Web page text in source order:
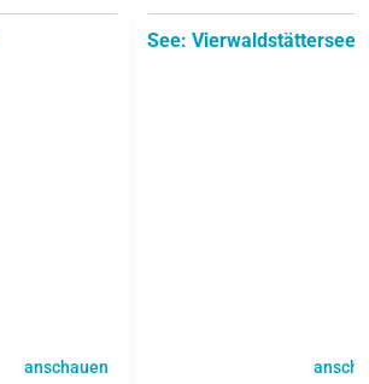
anschauen
See: Vierwaldstättersee